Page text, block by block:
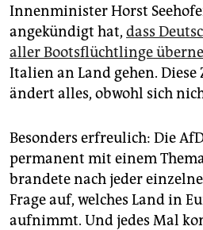
Innenminister Horst
angekündigt hat, dass
aller Bootsflüchtlinge
Italien an Land gehen. Diese
ändert alles, obwohl sich
Besonders erfreulich: Die
permanent mit einem
brandete nach jeder
Frage auf, welches Land in
aufnimmt. Und jedes Mal